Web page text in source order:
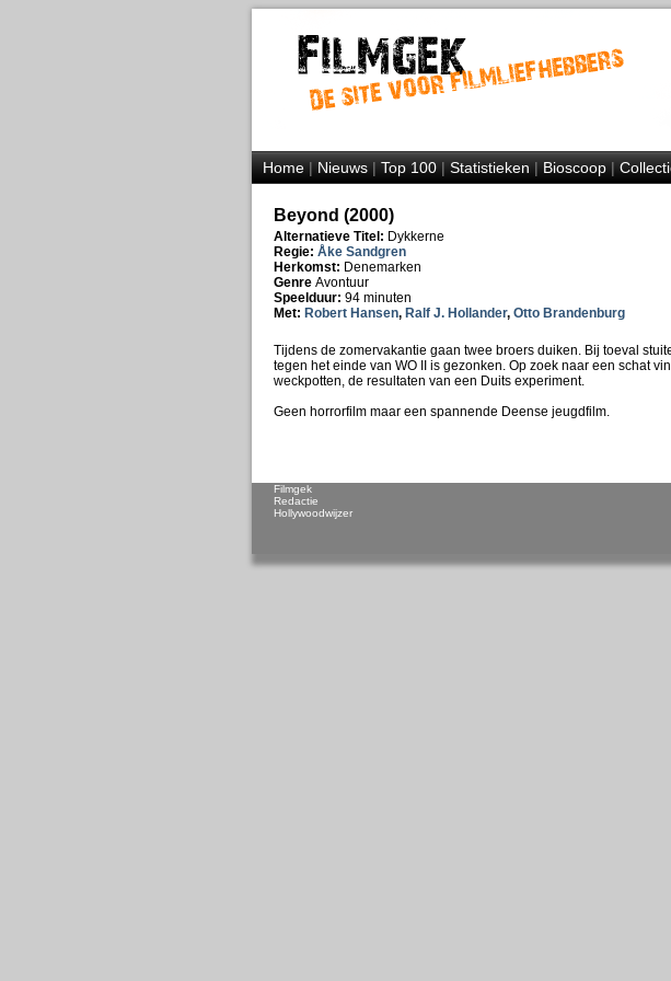
Home|Nieuws|Top 100|Statistieken|Bioscoop|
Beyond (2000)
Alternatieve Titel: Dykkerne
Regie: Åke Sandgren
Herkomst: Denemarken
Genre Avontuur
Speelduur: 94 minuten
Met: Robert Hansen, Ralf J. Hollander, Otto Brandenburg
Tijdens de zomervakantie gaan twee broers duiken. Bij toeval
tegen het einde van WO II is gezonken. Op zoek naar een schat
weckpotten, de resultaten van een Duits experiment.
Geen horrorfilm maar een spannende Deense jeugdfilm.
Filmgek
Redactie
Hollywoodwijzer